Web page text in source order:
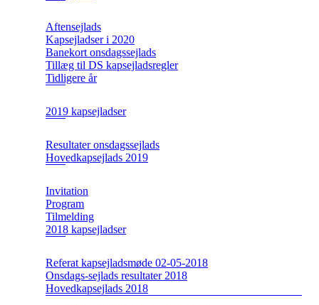
Aftensejlads
Kapsejladser i 2020
Banekort onsdagssejlads
Tillæg til DS kapsejladsregler
Tidligere år
2019 kapsejladser
Resultater onsdagssejlads
Hovedkapsejlads 2019
Invitation
Program
Tilmelding
2018 kapsejladser
Referat kapsejladsmøde 02-05-2018
Onsdags-sejlads resultater 2018
Hovedkapsejlads 2018